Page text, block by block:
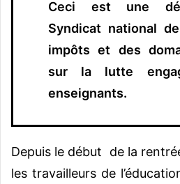
Ceci est une
Syndicat national
impôts et des
sur la lutte
enseignants.
Depuis le début de la
les travailleurs de